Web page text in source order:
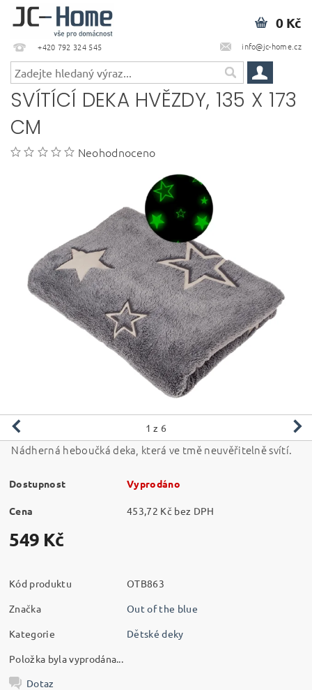
+420 792 324 545 info@jc-home.cz
0 Kč
SVÍTÍCÍ DEKA HVĚZDY, 135 X 173
CM
Neohodnoceno
1 z 6
Nádherná heboučká deka, která ve tmě neuvěřitelně svítí.
Dostupnost Vyprodáno
Cena 453,72 Kč bez DPH
549 Kč
Kód produktu
OTB863
Značka
Out of the blue
Kategorie
Dětské deky
Položka byla vyprodána...
Dotaz